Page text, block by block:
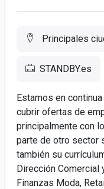
Principales
STANDBY.es
Estamos en
cubrir ofertas de
principalmente con
parte de otro sector
también su
Dirección Comercial
Finanzas Moda,